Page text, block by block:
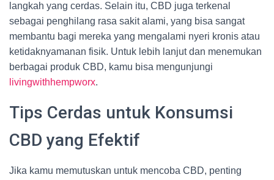
langkah yang cerdas. Selain itu, CBD juga terkenal
sebagai penghilang rasa sakit alami, yang bisa sangat
membantu bagi mereka yang mengalami nyeri kronis atau
ketidaknyamanan fisik. Untuk lebih lanjut dan menemukan
berbagai produk CBD, kamu bisa mengunjungi
livingwithhempworx.
Tips Cerdas untuk Konsumsi
CBD yang Efektif
Jika kamu memutuskan untuk mencoba CBD, penting